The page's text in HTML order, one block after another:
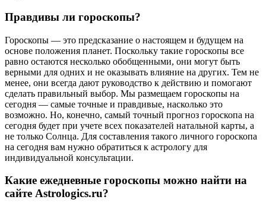
Правдивы ли гороскопы?
Гороскопы — это предсказание о настоящем и будущем на
основе положения планет. Поскольку такие гороскопы все
равно остаются несколько обобщенными, они могут быть
верными для одних и не оказывать влияние на других. Тем не
менее, они всегда дают руководство к действию и помогают
сделать правильный выбор. Мы размещаем гороскопы на
сегодня — самые точные и правдивые, насколько это
возможно. Но, конечно, самый точный прогноз гороскопа на
сегодня будет при учете всех показателей натальной карты, а
не только Солнца. Для составления такого личного гороскопа
на сегодня вам нужно обратиться к астрологу для
индивидуальной консультации.
Какие ежедневные гороскопы можно найти на
сайте Astrologics.ru?